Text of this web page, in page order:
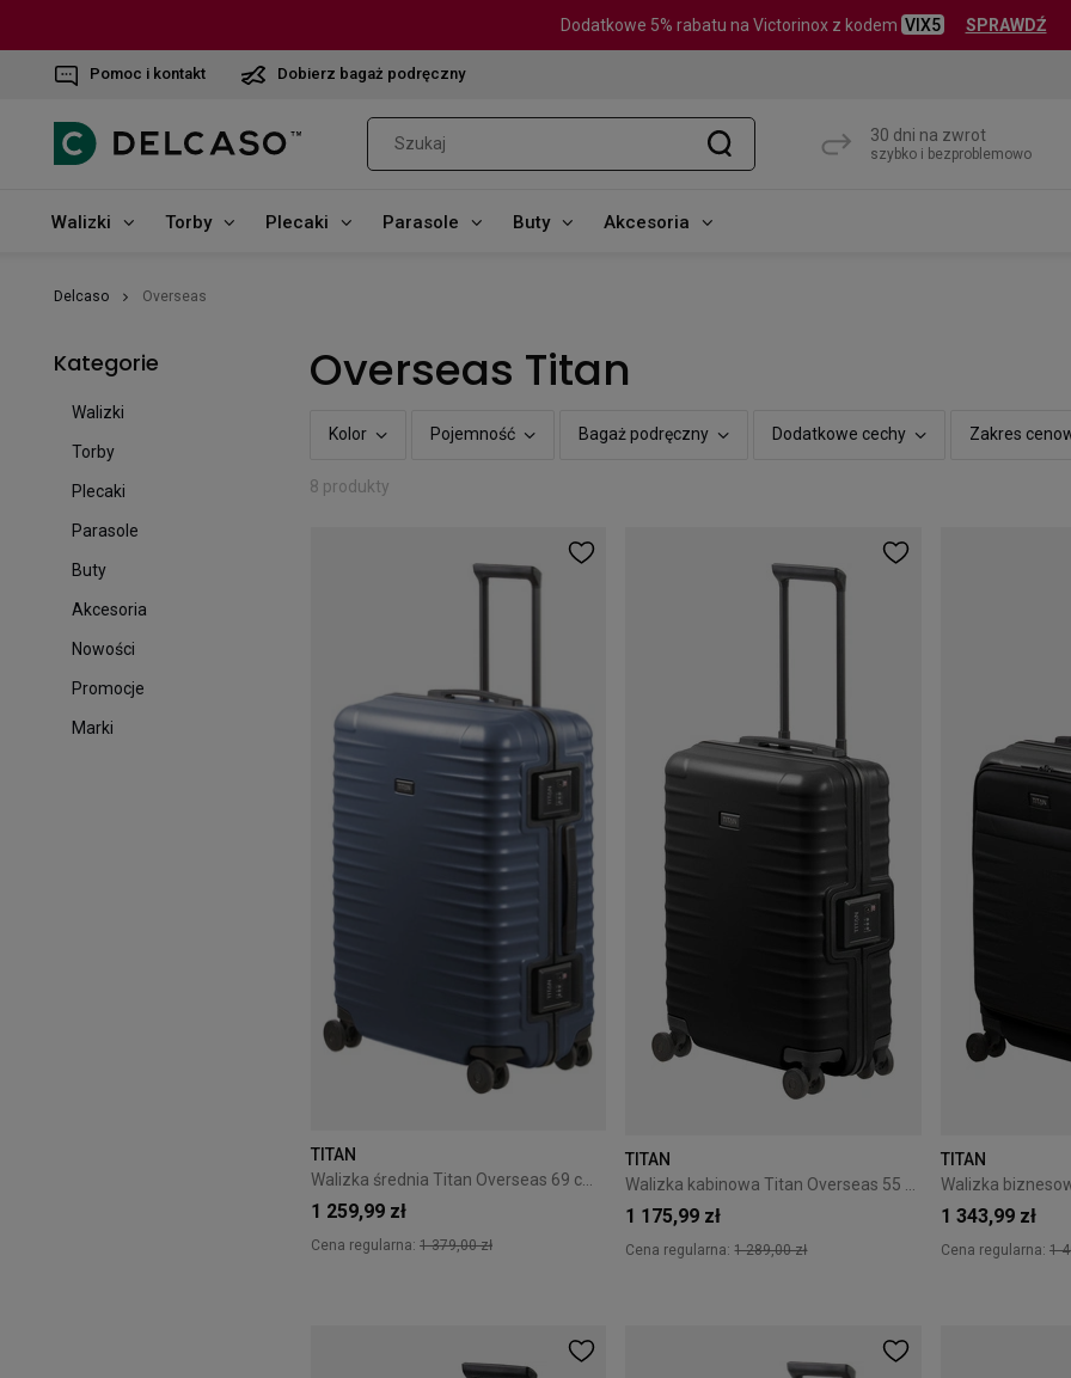
Dodatkowe 5% rabatu na Victorinox z kodem VIX5 SPRAWDŹ
Pomoc i kontakt Dobierz bagaż podręczny
30 dni na zwrot
szybko i bezproblemowo
Walizki Torby Plecaki Parasole Buty Akcesoria
Delcaso Overseas
Kategorie
Walizki
Torby
Plecaki
Parasole
Buty
Akcesoria
Nowości
Promocje
Marki
Overseas Titan
Kolor Pojemność Bagaż podręczny Dodatkowe cechy Zakres
8 produkty
TITAN
1 259,99 zł
Cena regularna: 1 379,00 zł
TITAN
Walizka kabinowa Titan Overseas 55 cm Black
1 175,99 zł
Cena regularna:1 289,00 zł
TITAN
1 343,99 zł
Cena regularna: 1